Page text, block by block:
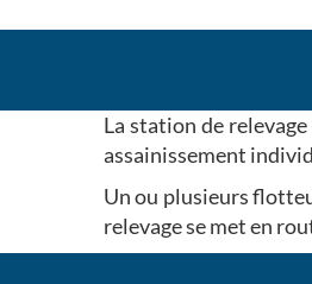
La station de
assainissement
Un ou plusieurs
relevage se met en